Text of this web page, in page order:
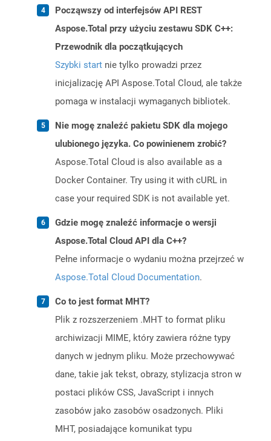
Począwszy od interfejsów API REST
Aspose.Total przy użyciu zestawu SDK C++:
Przewodnik dla początkujących
Szybki start nie tylko prowadzi przez
inicjalizację API Aspose.Total Cloud, ale także
pomaga w instalacji wymaganych bibliotek.
Nie mogę znaleźć pakietu SDK dla mojego
ulubionego języka. Co powinienem zrobić?
Aspose.Total Cloud is also available as a
Docker Container. Try using it with cURL in
case your required SDK is not available yet.
Gdzie mogę znaleźć informacje o wersji
Aspose.Total Cloud API dla C++?
Pełne informacje o wydaniu można przejrzeć w
Aspose.Total Cloud Documentation.
Co to jest format MHT?
Plik z rozszerzeniem .MHT to format pliku
archiwizacji MIME, który zawiera różne typy
danych w jednym pliku. Może przechowywać
dane, takie jak tekst, obrazy, stylizacja stron w
postaci plików CSS, JavaScript i innych
zasobów jako zasobów osadzonych. Pliki
MHT, posiadające komunikat typu